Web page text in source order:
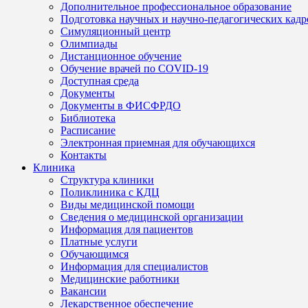
Дополнительное профессиональное образование
Подготовка научных и научно-педагогических
Симуляционный центр
Олимпиады
Дистанционное обучение
Обучение врачей по COVID-19
Доступная среда
Документы
Документы в ФИСФРДО
Библиотека
Расписание
Электронная приемная для обучающихся
Контакты
Клиника
Структура клиники
Поликлиника с КДЦ
Виды медицинской помощи
Сведения о медицинской организации
Информация для пациентов
Платные услуги
Обучающимся
Информация для специалистов
Медицинские работники
Вакансии
Лекарственное обеспечение